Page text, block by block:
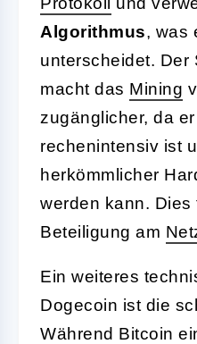
Algorithmus, was
unterscheidet. Der
macht das Mining
zugänglicher, da
rechenintensiv ist
herkömmlicher
werden kann. Dies
Beteiligung am
Ein weiteres
Dogecoin ist die
Während Bitcoin